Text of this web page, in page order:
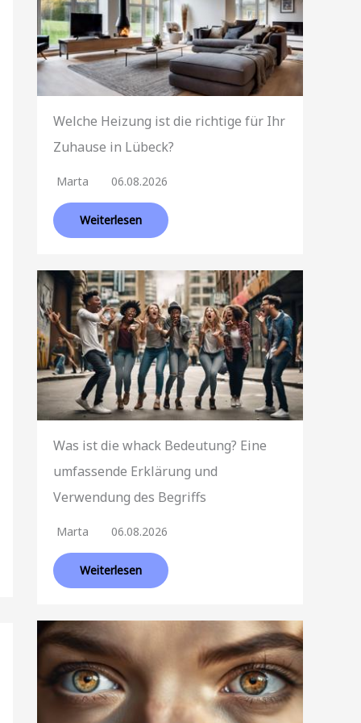
Welche Heizung ist die richtige für Ihr
Zuhause in Lübeck?
Marta 06.08.2026
Weiterlesen
Was ist die whack Bedeutung? Eine
umfassende Erklärung und
Verwendung des Begriffs
Marta 06.08.2026
Weiterlesen